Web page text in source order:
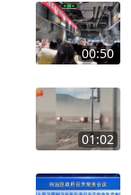
00:50
01:02